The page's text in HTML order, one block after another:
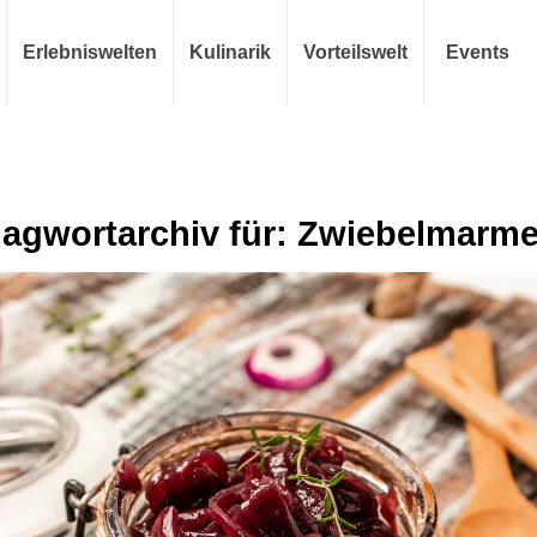
Erlebniswelten Kulinarik Vorteilswelt Events
für: